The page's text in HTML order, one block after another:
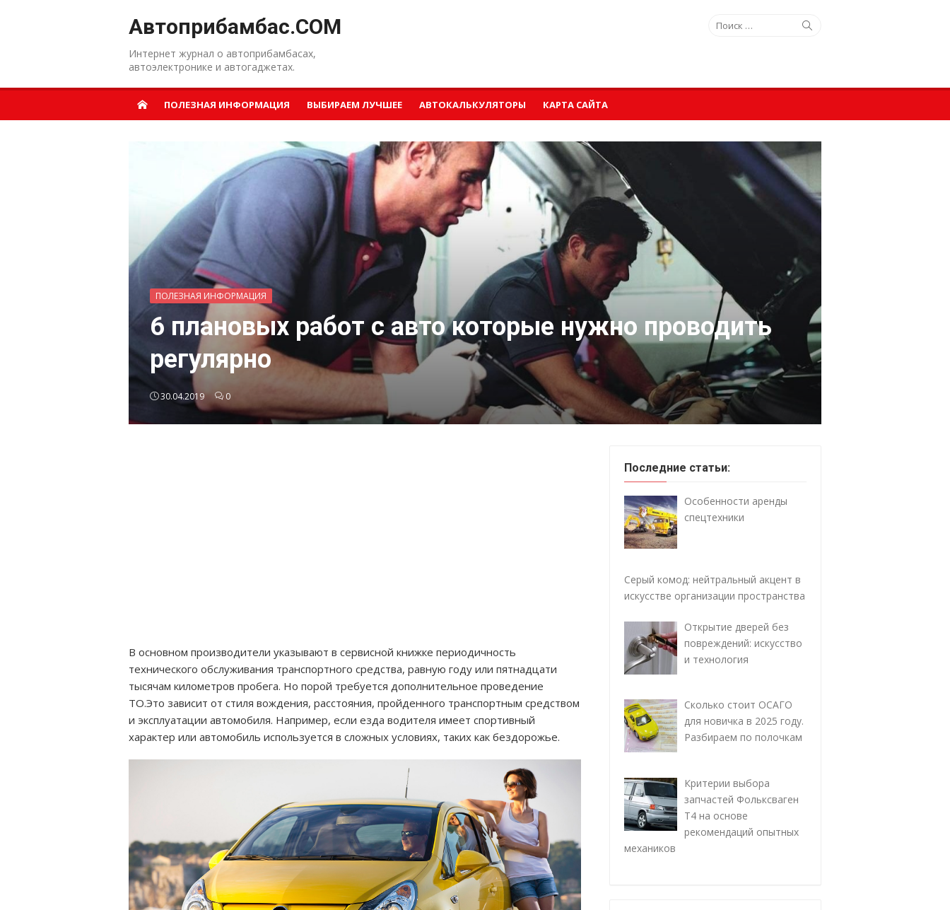
Автоприбамбас.COM
Интернет журнал о автоприбамбасах,
автоэлектронике и автогаджетах.
Искать:
ПОЛЕЗНАЯ ИНФОРМАЦИЯ ВЫБИРАЕМ ЛУЧШЕЕ АВТОКАЛЬКУЛЯТОРЫ КАРТА САЙТА
ПОЛЕЗНАЯ ИНФОРМАЦИЯ
6 плановых работ с авто которые нужно проводить
регулярно
30.04.2019 0
В основном производители указывают в сервисной книжке периодичность
технического обслуживания транспортного средства, равную году или пятнадцати
тысячам километров пробега. Но порой требуется дополнительное проведение
ТО.Это зависит от стиля вождения, расстояния, пройденного транспортным средством
и эксплуатации автомобиля. Например, если езда водителя имеет спортивный
характер или автомобиль используется в сложных условиях, таких как бездорожье.
Последние статьи:
Особенности аренды
спецтехники
Серый комод: нейтральный акцент в
искусстве организации пространства
Открытие дверей без
повреждений: искусство
и технология
Сколько стоит ОСАГО
для новичка в 2025 году.
Разбираем по полочкам
Критерии выбора
запчастей Фольксваген
Т4 на основе
рекомендаций опытных
механиков